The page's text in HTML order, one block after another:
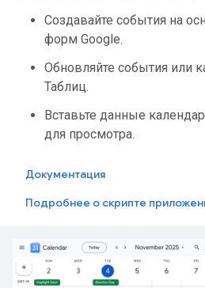
Создавайте события на
форм Google.
Обновляйте события или
Таблиц.
Вставьте данные
для просмотра.
Документация
Подробнее о скрипте